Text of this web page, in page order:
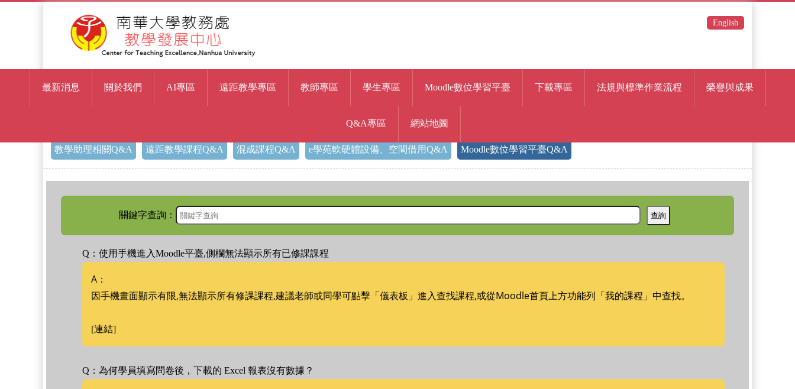
English
教學助理相關Q&A 遠距教學課程Q&A 混成課程Q&A e學苑軟硬體設備、空間借用Q&A Moodle數位學習平臺Q&A
關鍵字查詢：
Q：使用手機進入Moodle平臺,側欄無法顯示所有已修課課程
A：
因手機畫面顯示有限,無法顯示所有修課課程,建議老師或同學可點擊「儀表板」進入查找課程,或從Moodle首頁上方功能列「我的課程」中查找。
[連結]
Q：為何學員填寫問卷後，下載的 Excel 報表沒有數據？
最新消息 關於我們 AI專區 遠距教學專區 教師專區 學生專區 Moodle數位學習平臺 下載專區 法規與標準作業流程 榮譽與成果
Q&A專區 網站地圖